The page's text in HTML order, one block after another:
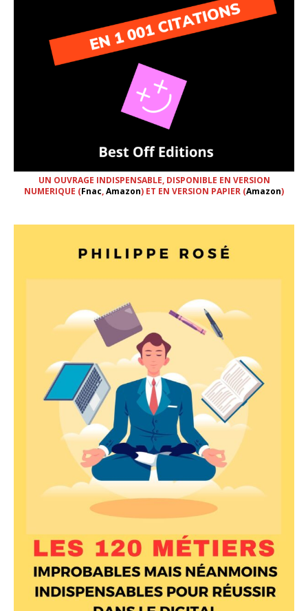
UN OUVRAGE INDISPENSABLE, DISPONIBLE EN VERSION
NUMERIQUE (Fnac,Amazon) ET EN VERSION PAPIER (Amazon)